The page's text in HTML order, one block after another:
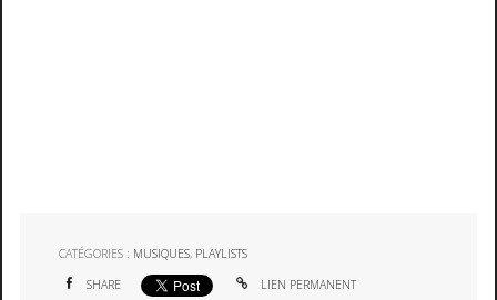
CATÉGORIES : MUSIQUES, PLAYLISTS
SHARE LIEN PERMANENT